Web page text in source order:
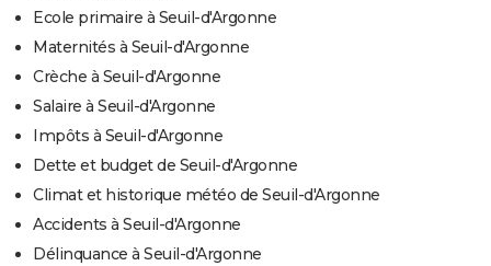
Ecole primaire à Seuil-d'Argonne
Maternités à Seuil-d'Argonne
Crèche à Seuil-d'Argonne
Salaire à Seuil-d'Argonne
Impôts à Seuil-d'Argonne
Dette et budget de Seuil-d'Argonne
Climat et historique météo de Seuil-d'Argonne
Accidents à Seuil-d'Argonne
Délinquance à Seuil-d'Argonne